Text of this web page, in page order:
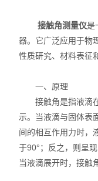
拉曼光谱仪
差示/热重/差热/
红外光谱（IR、
扫描探针显微
激光粒度仪、纳
接触角测量仪是
器。它广泛应用于物
性质研究、材料表征
一、原理
接触角是指液滴在
示。当液滴与固体表
间的相互作用力时，
于90°；反之，则呈
当液滴展开时，接触